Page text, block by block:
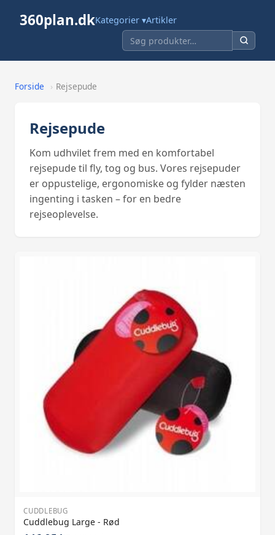
360plan.dkKategorier ▾Artikler
Forside › Rejsepude
Rejsepude
Kom udhvilet frem med en komfortabel
rejsepude til fly, tog og bus. Vores rejsepuder
er oppustelige, ergonomiske og fylder næsten
ingenting i tasken – for en bedre
rejseoplevelse.
CUDDLEBUG
Cuddlebug Large - Rød